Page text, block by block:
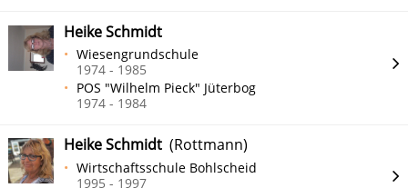
Heike Schmidt
Wiesengrundschule
1974 - 1985
POS "Wilhelm Pieck" Jüterbog
1974 - 1984
Heike Schmidt (Rottmann)
Wirtschaftsschule Bohlscheid
1995 - 1997